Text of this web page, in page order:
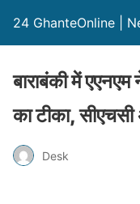
24 GhanteOnline |
बाराबंकी में
का टीका, सीएचसी
Desk